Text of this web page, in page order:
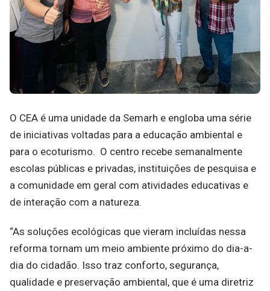
O CEA é uma unidade da Semarh e engloba uma série
de iniciativas voltadas para a educação ambiental e
para o ecoturismo. O centro recebe semanalmente
escolas públicas e privadas, instituições de pesquisa e
a comunidade em geral com atividades educativas e
de interação com a natureza.
“As soluções ecológicas que vieram incluídas nessa
reforma tornam um meio ambiente próximo do dia-a-
dia do cidadão. Isso traz conforto, segurança,
qualidade e preservação ambiental, que é uma diretriz